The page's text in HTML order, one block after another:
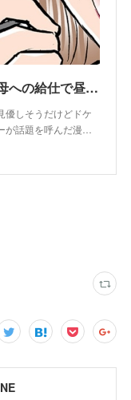
早朝から弁当作りに追われ、義父母への給仕で昼食は抜き…あげく写真にも入らせてもらえない！今もよみがえる「花見の日のつらい思い出」【作者インタビュー】｜Fandomplus(ファンダムプラス)
優しそうだけどドケ
が話題を呼んだ漫…